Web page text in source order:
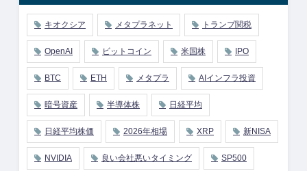
キオクシア メタプラネット トランプ関税
OpenAI ビットコイン 米国株 IPO
BTC ETH メタプラ AIインフラ投資
暗号資産 半導体株 日経平均
日経平均株価 2026年相場 XRP 新NISA
NVIDIA 良い会社悪いタイミング SP500